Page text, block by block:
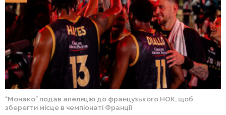
“Монако” подав апеляцію до французького НОК, щоб
зберегти місце в чемпіонаті Франції